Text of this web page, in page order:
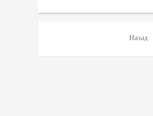
Назад